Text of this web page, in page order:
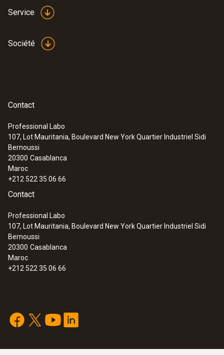
Service
Société
Contact
Professional Labo
107, Lot Mauritania, Boulevard New York Quartier Industriel Sidi
Bernoussi
20300 Casablanca
Maroc
+212 522 35 06 66
Contact
Professional Labo
107, Lot Mauritania, Boulevard New York Quartier Industriel Sidi
Bernoussi
20300 Casablanca
Maroc
+212 522 35 06 66